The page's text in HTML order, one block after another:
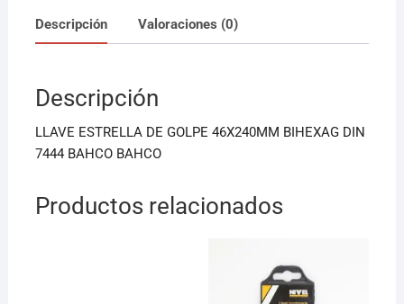
c
e
o
o
k
ai
l
at
s
p
p
Descripción Valoraciones (0)
Descripción
LLAVE ESTRELLA DE GOLPE 46X240MM BIHEXAG DIN
7444 BAHCO BAHCO
Productos relacionados